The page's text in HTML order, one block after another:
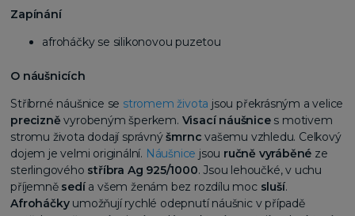
Zapínání
afroháčky se silikonovou puzetou
O náušnicích
Stříbrné náušnice se stromem života jsou překrásným a velice
precizně vyrobeným šperkem. Visací náušnices motivem
stromu života dodají správnýšmrnc vašemu vzhledu. Celkový
dojem je velmi originální. Náušnice jsou ručně vyráběné ze
sterlingového stříbra Ag 925/1000. Jsou lehoučké, v uchu
příjemně sedía všem ženám bez rozdílu moc sluší.
Afroháčkyumožňují rychlé odepnutí náušnic v případě